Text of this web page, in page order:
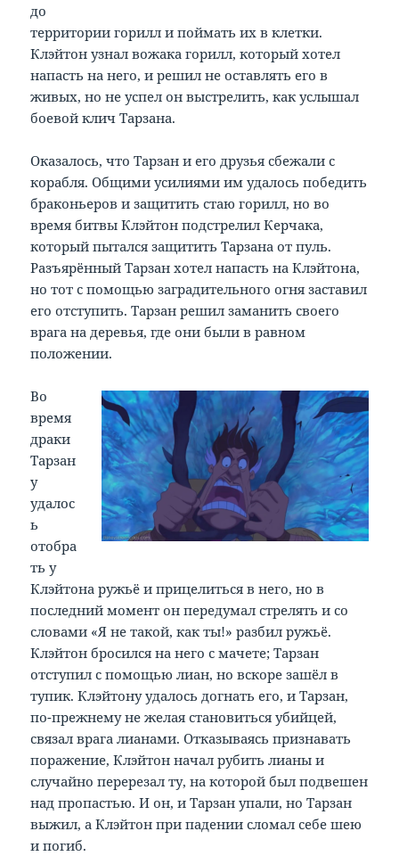
до
территории горилл и поймать их в клетки.
Клэйтон узнал вожака горилл, который хотел
напасть на него, и решил не оставлять его в
живых, но не успел он выстрелить, как услышал
боевой клич Тарзана.
Оказалось, что Тарзан и его друзья сбежали с
корабля. Общими усилиями им удалось победить
браконьеров и защитить стаю горилл, но во
время битвы Клэйтон подстрелил Керчака,
который пытался защитить Тарзана от пуль.
Разъярённый Тарзан хотел напасть на Клэйтона,
но тот с помощью заградительного огня заставил
его отступить. Тарзан решил заманить своего
врага на деревья, где они были в равном
положении.
Во
время
драки
Тарзан
у
удалос
ь
отобра
ть у
Клэйтона ружьё и прицелиться в него, но в
последний момент он передумал стрелять и со
словами «Я не такой, как ты!» разбил ружьё.
Клэйтон бросился на него с мачете; Тарзан
отступил с помощью лиан, но вскоре зашёл в
тупик. Клэйтону удалось догнать его, и Тарзан,
по-прежнему не желая становиться убийцей,
связал врага лианами. Отказываясь признавать
поражение, Клэйтон начал рубить лианы и
случайно перерезал ту, на которой был подвешен
над пропастью. И он, и Тарзан упали, но Тарзан
выжил, а Клэйтон при падении сломал себе шею
и погиб.